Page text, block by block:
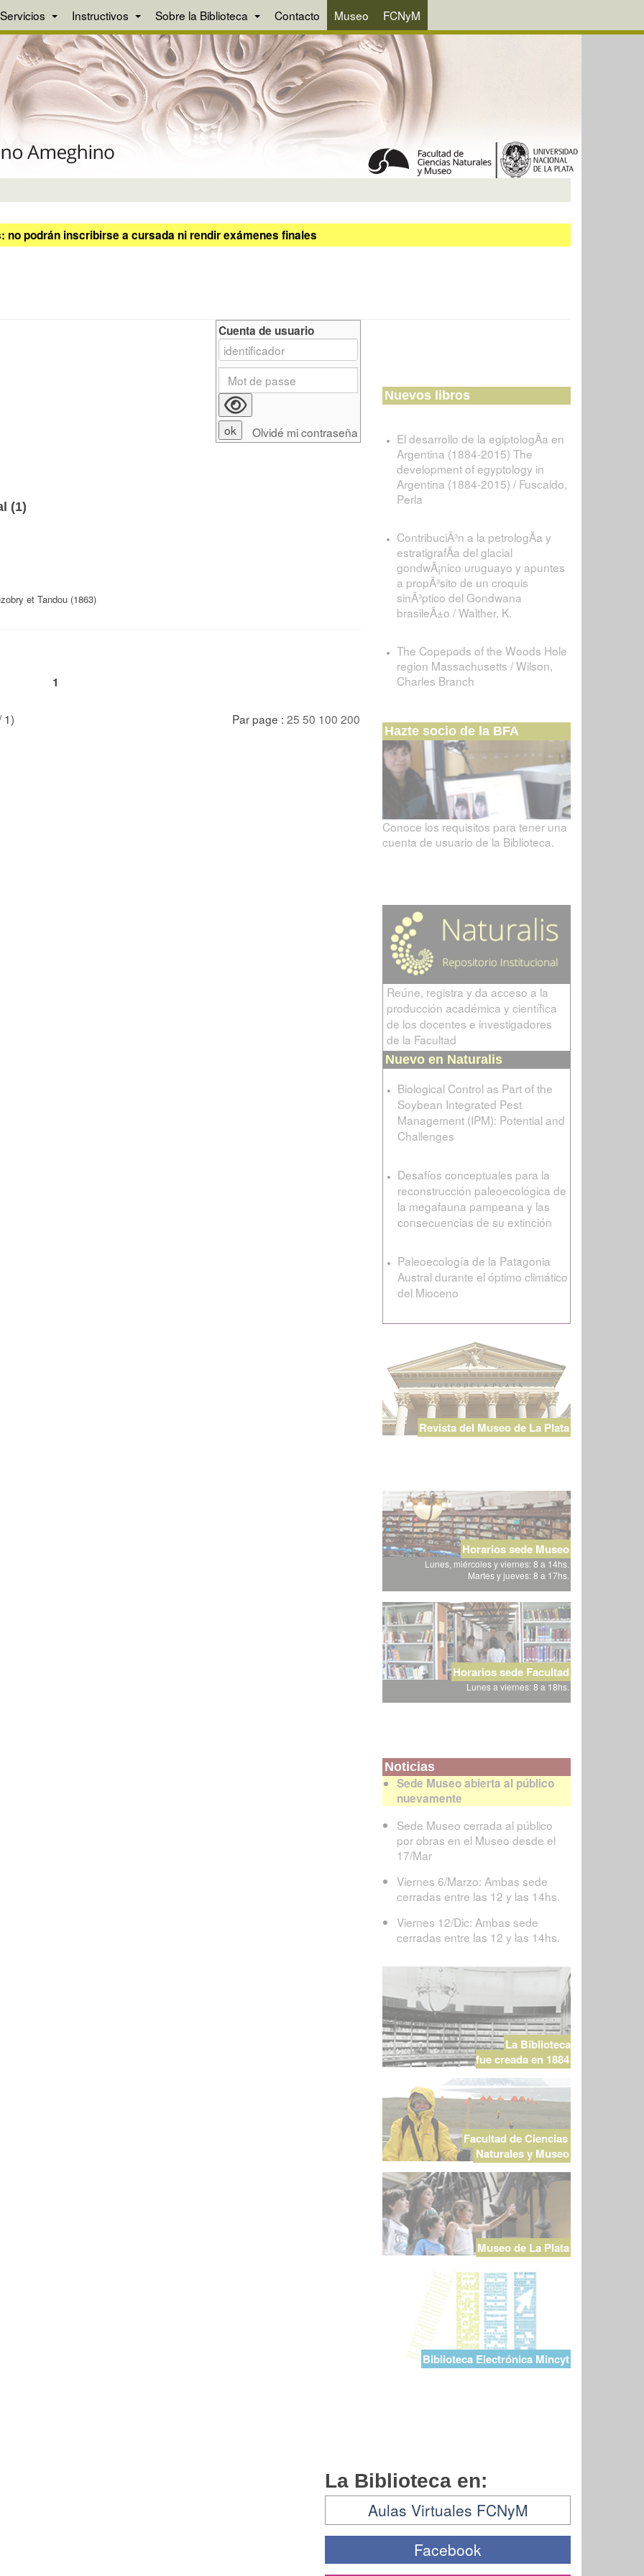
Servicios Instructivos Sobre la Biblioteca Contacto Museo FCNyM
podrán inscribirse a cursada ni rendir exámenes finales
(1)
et Tandou (1863)
1
1) Par page : 25 50 100 200
Cuenta de usuario
Olvidé mi contraseña
Nuevos libros
El desarrollo de la egiptologÃ­a en
Argentina (1884-2015) The
development of egyptology in
Argentina (1884-2015) / Fuscaldo,
Perla
ContribuciÃ³n a la petrologÃ­a y
estratigrafÃ­a del glacial
gondwÃ¡nico uruguayo y apuntes
a propÃ³sito de un croquis
sinÃ³ptico del Gondwana
brasileÃ±o / Walther, K.
The Copepods of the Woods Hole
region Massachusetts / Wilson,
Charles Branch
Hazte socio de la BFA
Conoce los requisitos para tener una
cuenta de usuario de la Biblioteca.
Reúne, registra y da acceso a la
producción académica y científica
de los docentes e investigadores
de la Facultad
Nuevo en Naturalis
Biological Control as Part of the
Soybean Integrated Pest
Management (IPM): Potential and
Challenges
Desafíos conceptuales para la
reconstrucción paleoecológica de
la megafauna pampeana y las
consecuencias de su extinción
Paleoecología de la Patagonia
Austral durante el óptimo climático
del Mioceno
Revista del Museo de La Plata
Horarios sede Museo
Lunes, miércoles y viernes: 8 a 14hs.
Martes y jueves: 8 a 17hs.
Horarios sede Facultad
Lunes a viernes: 8 a 18hs.
Noticias
Sede Museo abierta al público
nuevamente
Sede Museo cerrada al público
por obras en el Museo desde el
17/Mar
Viernes 6/Marzo: Ambas sede
cerradas entre las 12 y las 14hs.
Viernes 12/Dic: Ambas sede
cerradas entre las 12 y las 14hs.
La Biblioteca
fue creada en 1884
Facultad de Ciencias
Naturales y Museo
Museo de La Plata
Biblioteca Electrónica Mincyt
La Biblioteca en:
Aulas Virtuales FCNyM
Facebook